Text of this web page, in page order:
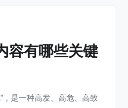
容有哪些关键
，是一种高发、高危、高致